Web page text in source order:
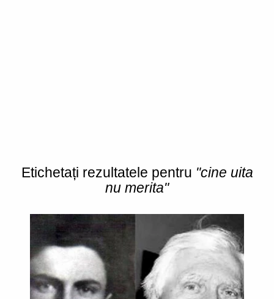
Etichetați rezultatele pentru "cine uita
nu merita"